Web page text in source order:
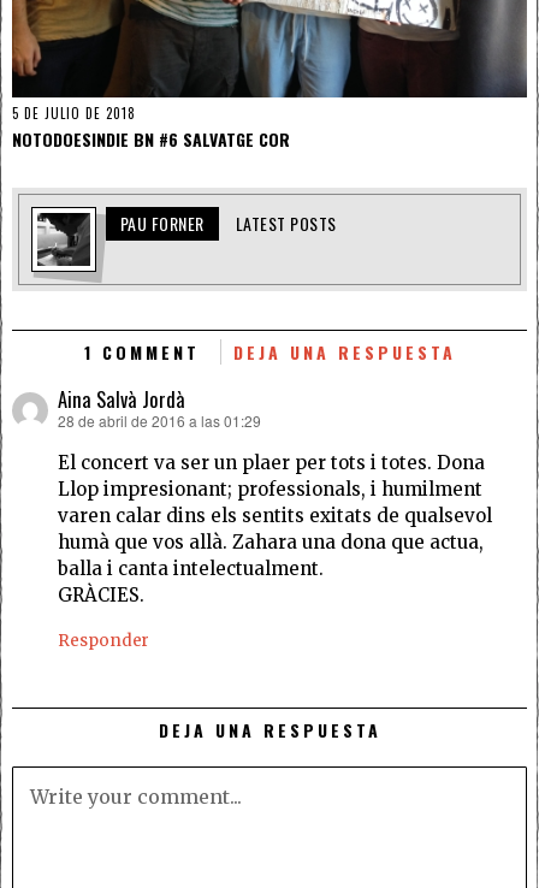
5 DE JULIO DE 2018
NOTODOESINDIE BN #6 SALVATGE COR
PAU FORNER LATEST POSTS
1 COMMENT DEJA UNA RESPUESTA
Aina Salvà Jordà
dice:
28 de abril de 2016 a las 01:29
El concert va ser un plaer per tots i totes. Dona
Llop impresionant; professionals, i humilment
varen calar dins els sentits exitats de qualsevol
humà que vos allà. Zahara una dona que actua,
balla i canta intelectualment.
GRÀCIES.
Responder
DEJA UNA RESPUESTA